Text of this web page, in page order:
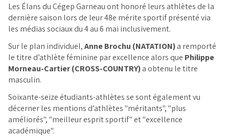
Les Élans du Cégep Garneau ont honoré leurs athlètes de la
dernière saison lors de leur 48e mérite sportif présenté via
les médias sociaux du 4 au 6 mai inclusivement.
Sur le plan individuel,Anne Brochu (NATATION)a remporté
le titre d’athlète féminine par excellence alors que Philippe
Morneau-Cartier (CROSS-COUNTRY)a obtenu le titre
masculin.
Soixante-seize étudiants-athlètes se sont également vu
décerner les mentions d’athlètes "méritants", "plus
améliorés", "meilleur esprit sportif" et "excellence
académique".